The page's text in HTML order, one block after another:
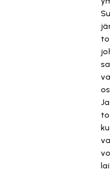
Ja